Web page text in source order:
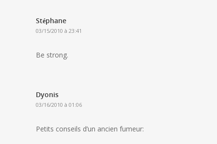
Stéphane
03/15/2010 à 23:41
Be strong.
Dyonis
03/16/2010 à 01:06
Petits conseils d’un ancien fumeur: